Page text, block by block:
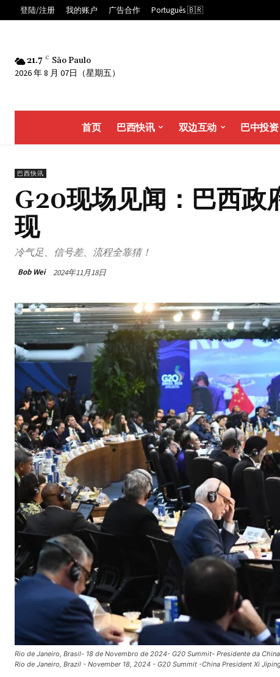
登陆/注册 我的账户 广告合作 Português 🇧🇷
21.7 C São Paulo
2026 年 8 月 07日（星期五）
首页 巴西快讯 双边互动 巴中投资
巴西快讯
G20现场见闻：巴西政
现
冷气足、信号差、流程全靠猜！
Bob Wei 2024年11月18日
Rio de Janeiro, Brasil- 18 de Novembro de 2024- G20 Summit- Presidente da
Rio de Janeiro, Brazil - November 18, 2024 - G20 Summit -China President Xi